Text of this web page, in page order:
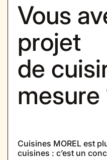
Vous
projet
de
mesure
Cuisines MOREL est
cuisines : c’est un